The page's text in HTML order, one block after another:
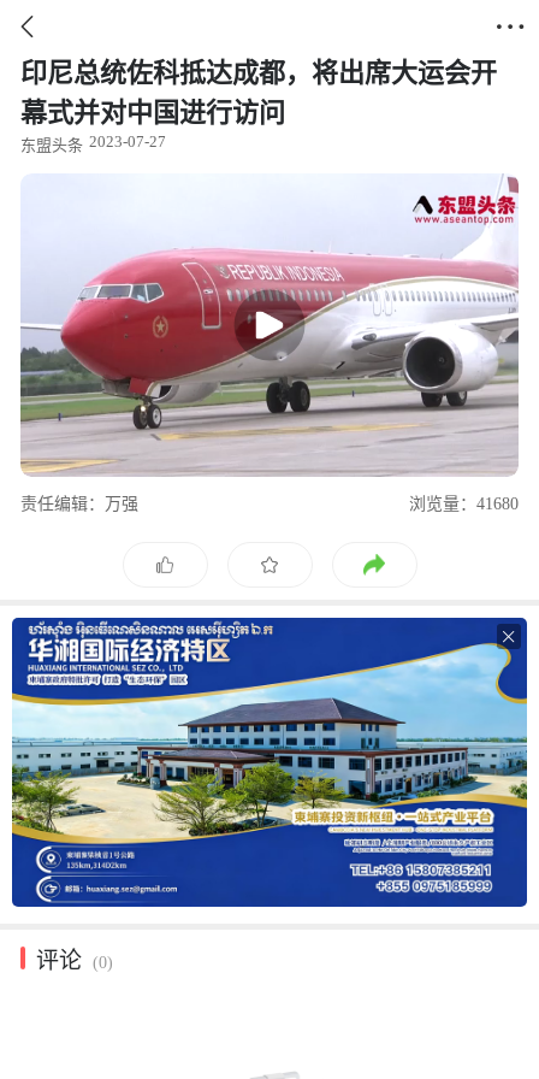
 
印尼总统佐科抵达成都，将出席大运会开
幕式并对中国进行访问
东盟头条 2023-07-27
责任编辑：万强 浏览量：41680

评论 (0)